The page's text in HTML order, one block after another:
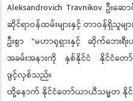
Aleksandrovich Travnikov ဦး
ဆိုင်ရာဝန်ထမ်းများနှင့် တာဝန်ရှိသူ
ဦးစွာ “မဟာရုရှားနှင့် ဆိုက်ဘေးရီ
အခမ်းအနားကို နှစ်နိုင်ငံ နိုင်ငံတေ
ဖွင့်လှစ်သည်။
ထို့နောက် နိုင်ငံတော်ယာယီသမ္မတ နိုင်ငံ